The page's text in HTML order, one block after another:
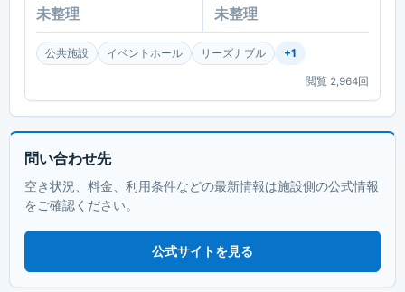
未整理 未整理
公共施設 イベントホール リーズナブル +1
閲覧 2,964回
問い合わせ先
空き状況、料金、利用条件などの最新情報は施設側の公式情報
をご確認ください。
公式サイトを見る